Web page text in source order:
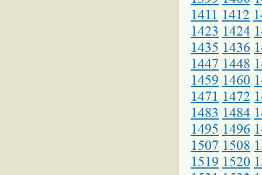
1411 1412
1423 1424
1435 1436
1447 1448
1459 1460
1471 1472
1483 1484
1495 1496
1507 1508
1519 1520